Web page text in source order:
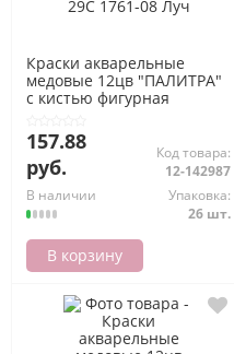
Краски акварельные
медовые 12цв "ПАЛИТРА"
с кистью фигурная
29С 1761-08 Луч
157.88
руб.
Код товара:
12-142987
В наличии
Упаковка:
26 шт.
В корзину